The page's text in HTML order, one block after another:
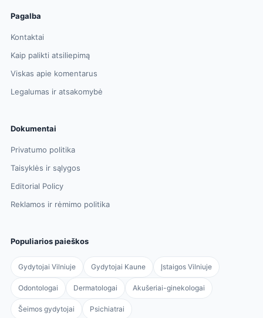
Pagalba
Kontaktai
Kaip palikti atsiliepimą
Viskas apie komentarus
Legalumas ir atsakomybė
Dokumentai
Privatumo politika
Taisyklės ir sąlygos
Editorial Policy
Reklamos ir rėmimo politika
Populiarios paieškos
Gydytojai Vilniuje Gydytojai Kaune Įstaigos Vilniuje
Odontologai Dermatologai Akušeriai-ginekologai
Šeimos gydytojai Psichiatrai